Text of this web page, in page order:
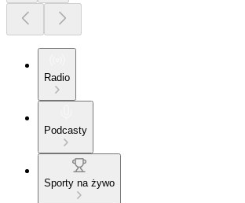
Radio
Podcasty
Sporty na żywo